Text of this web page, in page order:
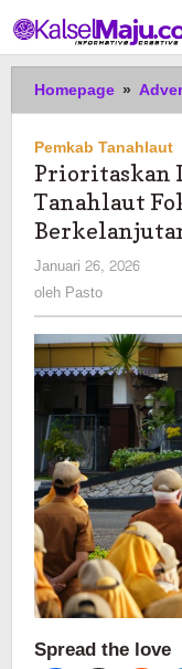
ke
konten
Homepage »
Pemkab Tanahlaut
Prioritaskan
Tanahlaut
Januari 26, 2026
oleh Pasto
Spread the love